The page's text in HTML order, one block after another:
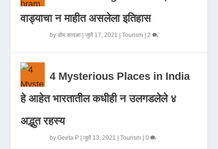
वाड्याचा न माहीत असलेला इतिहास
byडोम कावळा |जुलै 17, 2021 |Tourism | 2
4 Mysterious Places in India
हे आहेत भारतातील कधीही न उलगडलेले ४
अद्भुत रहस्य
byGeeta P |जुलै 13, 2021 |Tourism |0